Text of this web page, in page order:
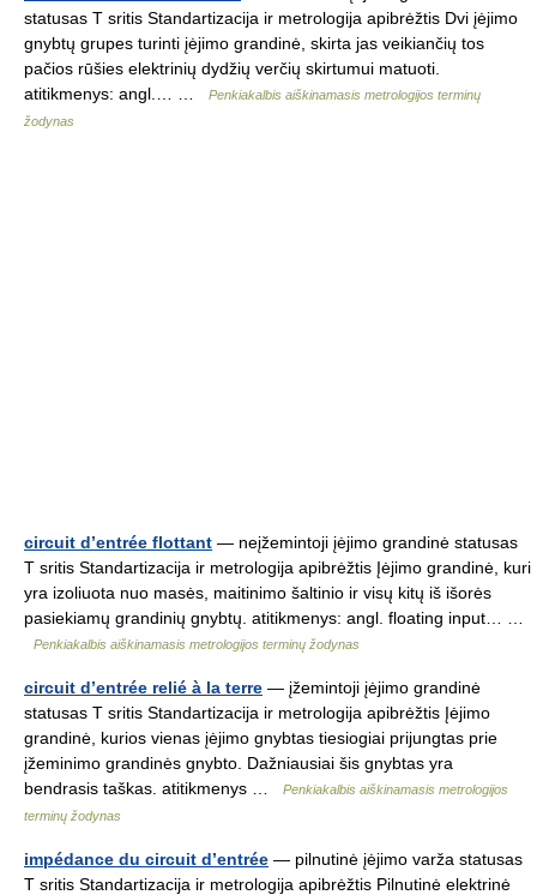
statusas T sritis Standartizacija ir metrologija apibrėžtis Dvi įėjimo
gnybtų grupes turinti įėjimo grandinė, skirta jas veikiančių tos
pačios rūšies elektrinių dydžių verčių skirtumui matuoti.
atitikmenys: angl.… …
Penkiakalbis aiškinamasis metrologijos terminų
žodynas
circuit d’entrée flottant — neįžemintoji įėjimo grandinė statusas
T sritis Standartizacija ir metrologija apibrėžtis Įėjimo grandinė, kuri
yra izoliuota nuo masės, maitinimo šaltinio ir visų kitų iš išorės
pasiekiamų grandinių gnybtų. atitikmenys: angl. floating input… …
Penkiakalbis aiškinamasis metrologijos terminų žodynas
circuit d’entrée relié à la terre — įžemintoji įėjimo grandinė
statusas T sritis Standartizacija ir metrologija apibrėžtis Įėjimo
grandinė, kurios vienas įėjimo gnybtas tiesiogiai prijungtas prie
įžeminimo grandinės gnybto. Dažniausiai šis gnybtas yra
bendrasis taškas. atitikmenys …
Penkiakalbis aiškinamasis metrologijos
terminų žodynas
impédance du circuit d’entrée — pilnutinė įėjimo varža statusas
T sritis Standartizacija ir metrologija apibrėžtis Pilnutinė elektrinė